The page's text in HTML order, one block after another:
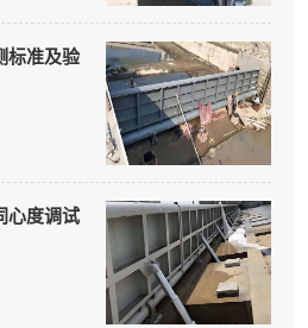
标准及验
心度调试